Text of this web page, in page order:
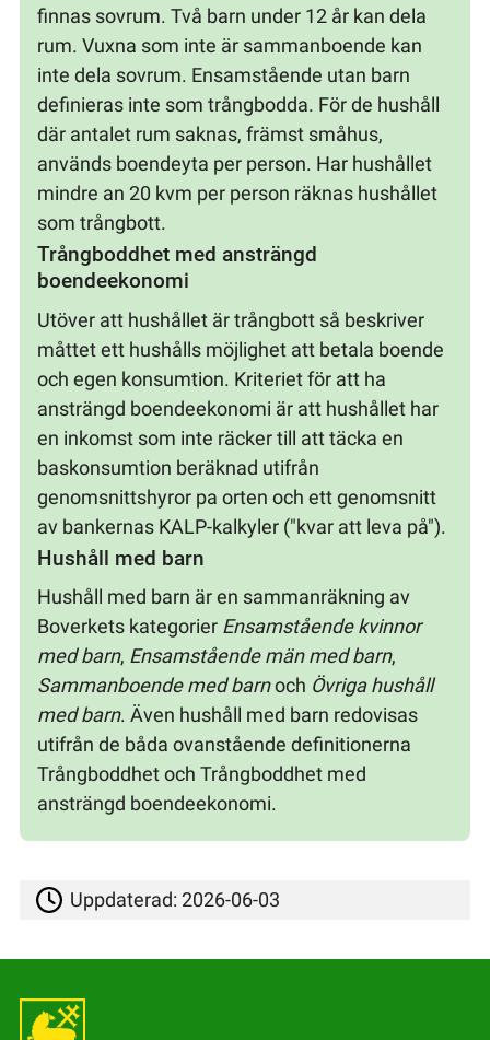
finnas sovrum. Två barn under 12 år kan dela
rum. Vuxna som inte är sammanboende kan
inte dela sovrum. Ensamstående utan barn
definieras inte som trångbodda. För de hushåll
där antalet rum saknas, främst småhus,
används boendeyta per person. Har hushållet
mindre an 20 kvm per person räknas hushållet
som trångbott.
Trångboddhet med ansträngd
boendeekonomi
Utöver att hushållet är trångbott så beskriver
måttet ett hushålls möjlighet att betala boende
och egen konsumtion. Kriteriet för att ha
ansträngd boendeekonomi är att hushållet har
en inkomst som inte räcker till att täcka en
baskonsumtion beräknad utifrån
genomsnittshyror pa orten och ett genomsnitt
av bankernas KALP-kalkyler ("kvar att leva på").
Hushåll med barn
Hushåll med barn är en sammanräkning av
Boverkets kategorier Ensamstående kvinnor
med barn, Ensamstående män med barn,
Sammanboende med barnoch Övriga hushåll
med barn. Även hushåll med barn redovisas
utifrån de båda ovanstående definitionerna
Trångboddhet och Trångboddhet med
ansträngd boendeekonomi.
Uppdaterad:2026-06-03